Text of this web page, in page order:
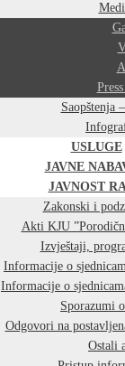
Saopštenja
USLUGE
JAVNE
JAVNOST
Zakonski i
Akti KJU
Izvještaji,
Informacije o
Informacije o
Sporazumi
Odgovori na
Ostali